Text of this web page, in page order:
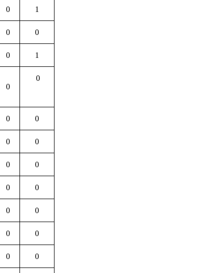
0 1
0 0
0 1
0
0
0 0
0 0
0 0
0 0
0 0
0 0
0 0